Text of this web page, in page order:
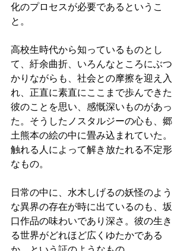
化のプロセスが必要であるというこ
と。
高校生時代から知っているものとし
て、紆余曲折、いろんなところにぶつ
かりながらも、社会との摩擦を迎え入
れ、正直に素直にここまで歩んできた
彼のことを思い、感慨深いものがあっ
た。そうしたノスタルジーの心も、郷
土熊本の絵の中に畳み込まれていた。
触れる人によって解き放たれる不定形
なもの。
日常の中に、水木しげるの妖怪のよう
な異界の存在が時に出ているのも、坂
口作品の味わいであり深さ。彼の生き
る世界がどれほど広くゆたかである